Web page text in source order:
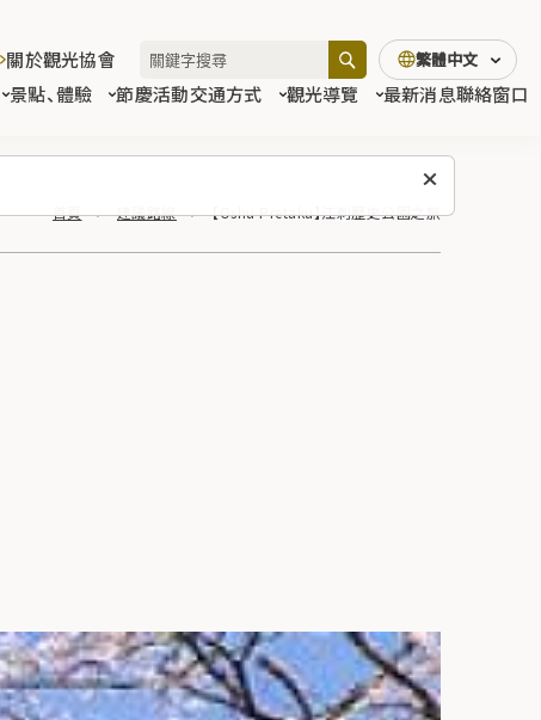
景點、體驗 節慶活動交通方式 觀光導覽 最新消息聯絡窗口
關於觀光協會 繁體中文
首頁 建議路線 【Oshu Pretaku】江刺歷史公園之旅